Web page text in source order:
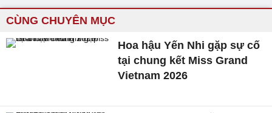
CÙNG CHUYÊN MỤC
Hoa hậu Yến Nhi gặp sự cố
tại chung kết Miss Grand
Vietnam 2026